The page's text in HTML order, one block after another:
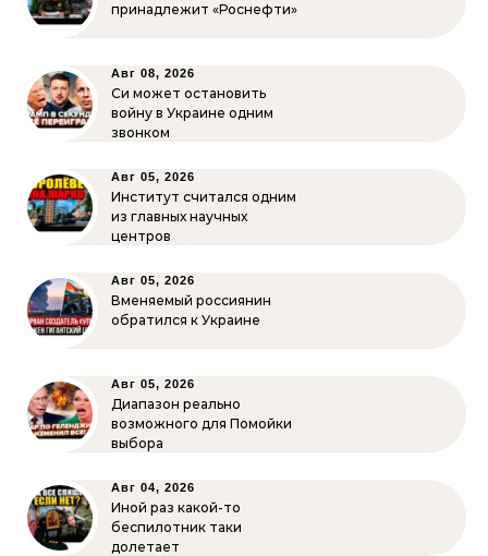
принадлежит «Роснефти»
Авг 08, 2026
Си может остановить
войну в Украине одним
звонком
Авг 05, 2026
Институт считался одним
из главных научных
центров
Авг 05, 2026
Вменяемый россиянин
обратился к Украине
Авг 05, 2026
Диапазон реально
возможного для Помойки
выбора
Авг 04, 2026
Иной раз какой-то
беспилотник таки
долетает